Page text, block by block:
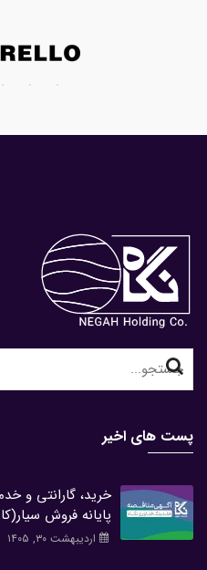
Search
پست های اخیر
پایانه فروش
اردیبهشت ۳۰, ۱۴۰۵